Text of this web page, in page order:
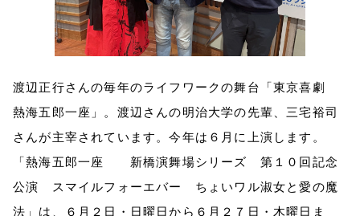
渡辺正行さんの毎年のライフワークの舞台「東京喜劇
熱海五郎一座」。渡辺さんの明治大学の先輩、三宅裕司
さんが主宰されています。今年は６月に上演します。
「熱海五郎一座 新橋演舞場シリーズ 第１０回記念
公演 スマイルフォーエバー ちょいワル淑女と愛の魔
法」は、６月２日・日曜日から６月２７日・木曜日ま